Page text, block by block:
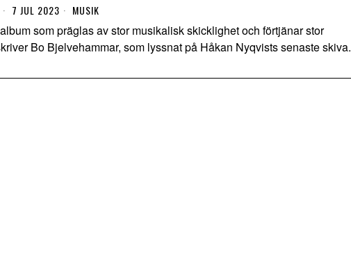
7 JUL 2023 MUSIK
som präglas av stor musikalisk skicklighet och förtjänar stor
Bo Bjelvehammar, som lyssnat på Håkan Nyqvists senaste skiva.